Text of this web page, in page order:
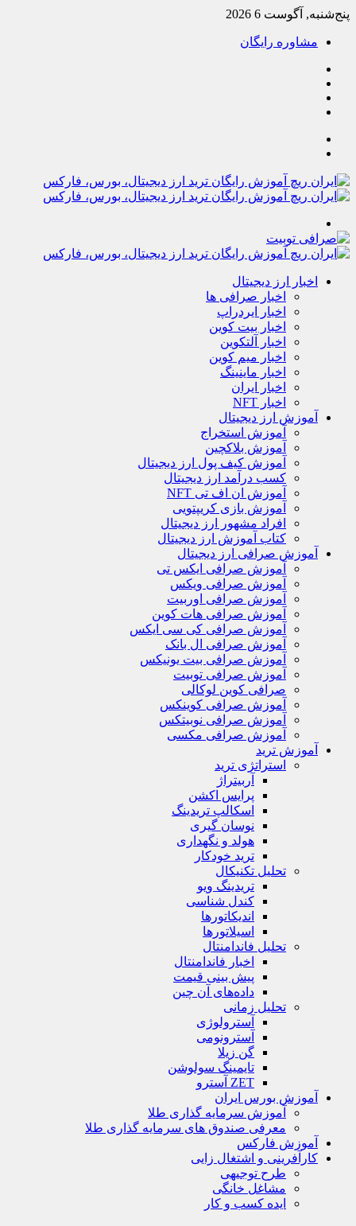
پنج‌شنبه, آگوست 6 2026
مشاوره رایگان
اخبار ارز دیجیتال
اخبار صرافی ها
اخبار ایردراپ
اخبار بیت کوین
اخبار آلتکوین
اخبار میم کوین
اخبار ماینینگ
اخبار ایران
اخبار NFT
آموزش ارز دیجیتال
آموزش استخراج
آموزش بلاکچین
آموزش کیف پول ارز دیجیتال
کسب درآمد ارز دیجیتال
آموزش ان اف تی NFT
آموزش بازی کریپتویی
افراد مشهور ارز دیجیتال
کتاب آموزش ارز دیجیتال
آموزش صرافی ارز دیجیتال
آموزش صرافی ایکس تی
آموزش صرافی ویکس
آموزش صرافی اوربیت
آموزش صرافی هات کوین
آموزش صرافی کی سی ایکس
آموزش صرافی ال بانک
آموزش صرافی بیت یونیکس
آموزش صرافی توبیت
صرافی کوین لوکالی
آموزش صرافی کوینکس
آموزش صرافی نوبیتکس
آموزش صرافی مکسی
آموزش ترید
استراتژی‌ ترید
آربیتراژ
پرایس اکشن
اسکالپ تریدینگ
نوسان گیری
هولد و نگهداری
ترید خودکار
تحلیل تکنیکال
تریدینگ ویو
کندل شناسی
اندیکاتورها
اسیلاتورها
تحلیل فاندامنتال
اخبار فاندامنتال
پیش بینی قیمت
داده‌های آن چین
تحلیل زمانی
آسترولوژی
آسترونومی
گن زیلا
تايمينگ سولوشن
ZET آسترو
آموزش بورس ایران
آموزش سرمایه گذاری طلا
معرفی صندوق های سرمایه گذاری طلا
آموزش فارکس
کارآفرینی و اشتغال زایی
طرح توجیهی
مشاغل خانگی
ایده کسب و کار